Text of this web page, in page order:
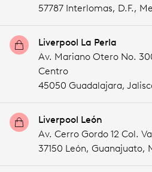
57787 Interlomas, D.F.,
Liverpool La Perla
Av. Mariano Otero No.
Centro
45050 Guadalajara,
Liverpool León
Av. Cerro Gordo 12 Col.
37150 León, Guanajuato,